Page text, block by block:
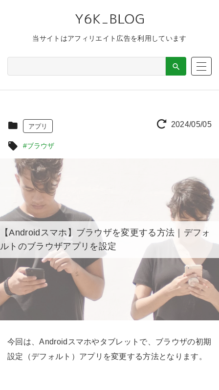
当サイトはアフィリエイト広告を利用しています
2024/05/05
アプリ
#ブラウザ
【Androidスマホ】ブラウザを変更する方法｜デフォ
ルトのブラウザアプリを設定
今回は、Androidスマホやタブレットで、ブラウザの初期
設定（デフォルト）アプリを変更する方法となります。